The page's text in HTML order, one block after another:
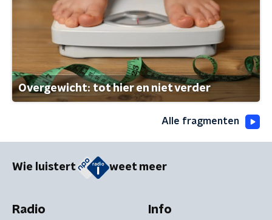
Overgewicht: tot hier en niet verder
Alle fragmenten
Wie luistert weet meer
Radio Info